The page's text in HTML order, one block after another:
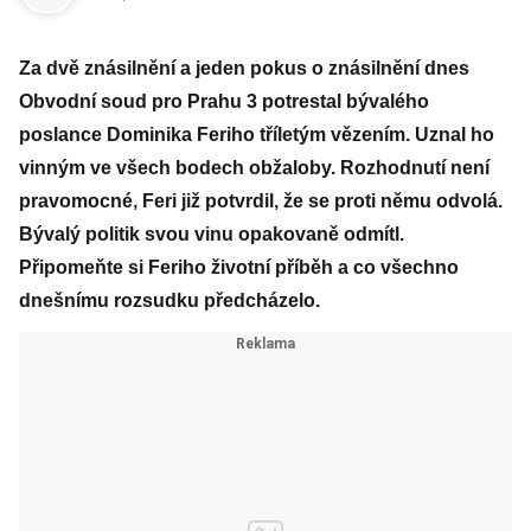
Za dvě znásilnění a jeden pokus o znásilnění dnes
Obvodní soud pro Prahu 3 potrestal bývalého
poslance Dominika Feriho tříletým vězením. Uznal ho
vinným ve všech bodech obžaloby. Rozhodnutí není
pravomocné, Feri již potvrdil, že se proti němu odvolá.
Bývalý politik svou vinu opakovaně odmítl.
Připomeňte si Feriho životní příběh a co všechno
dnešnímu rozsudku předcházelo.